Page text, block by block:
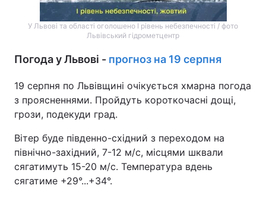
У Львові та області оголошено І рівень небезпечності / фото
Львівський гідрометцентр
Погода у Львові - прогноз на 19 серпня
19 серпня по Львівщині очікується хмарна погода
з проясненнями. Пройдуть короткочасні дощі,
грози, подекуди град.
Вітер буде південно-східний з переходом на
північно-західний, 7-12 м/с, місцями шквали
сягатимуть 15-20 м/с. Температура вдень
сягатиме +29°...+34°.